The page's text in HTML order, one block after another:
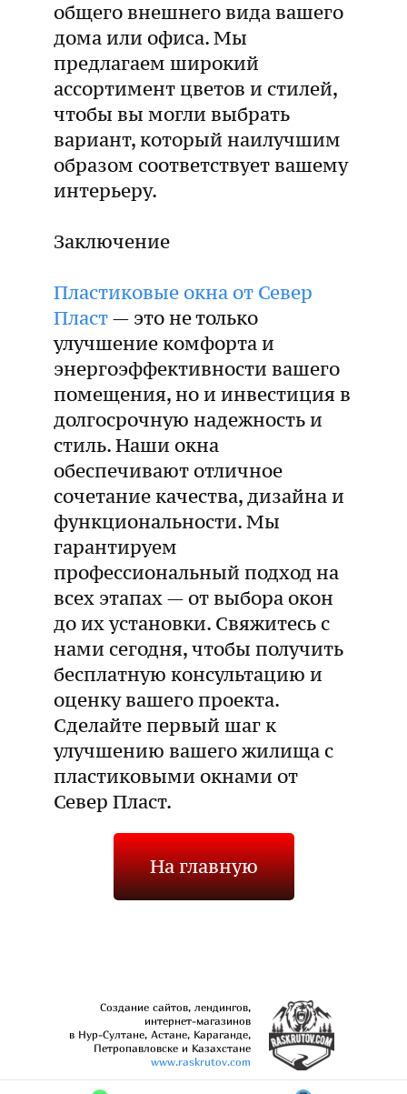
общего внешнего вида вашего
дома или офиса. Мы
предлагаем широкий
ассортимент цветов и стилей,
чтобы вы могли выбрать
вариант, который наилучшим
образом соответствует вашему
интерьеру.
Заключение
Пластиковые окна от Север
Пласт— это не только
улучшение комфорта и
энергоэффективности вашего
помещения, но и инвестиция в
долгосрочную надежность и
стиль. Наши окна
обеспечивают отличное
сочетание качества, дизайна и
функциональности. Мы
гарантируем
профессиональный подход на
всех этапах — от выбора окон
до их установки. Свяжитесь с
нами сегодня, чтобы получить
бесплатную консультацию и
оценку вашего проекта.
Сделайте первый шаг к
улучшению вашего жилища с
пластиковыми окнами от
Север Пласт.
На главную
Создание сайтов, лендингов,
интернет-магазинов
в Нур-Султане, Астане, Караганде,
Петропавловске и Казахстане
www.raskrutov.com